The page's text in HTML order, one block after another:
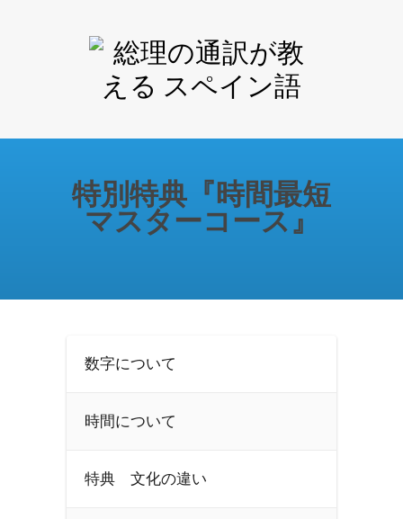
特別特典『時間最短
マスターコース』
数字について
時間について
特典 文化の違い